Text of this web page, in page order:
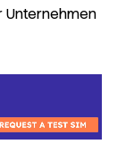
Unternehmen